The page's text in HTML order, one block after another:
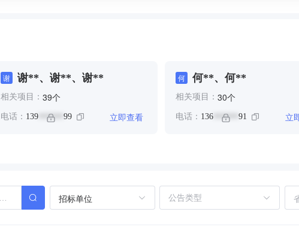
谢 谢**、谢**、谢**
相关项目： 39个
电话： 139****** 99 立即查看
何 何**、何**
相关项目： 30个
电话： 136 ****** 91 立
招标单位